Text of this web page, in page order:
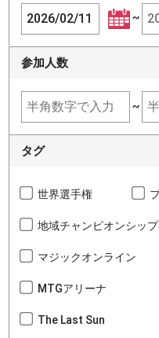
~
参加人数
~
タグ
世界選手権
地域チャンピオンシップ
マジックオンライン
MTGアリーナ
The Last Sun